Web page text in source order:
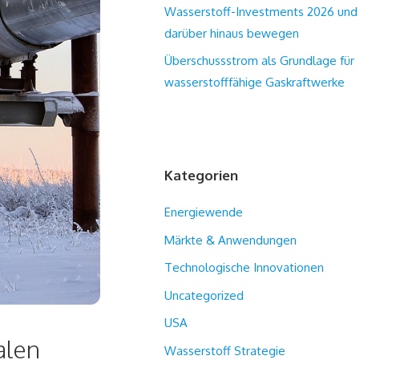
Wasserstoff-Investments 2026 und
darüber hinaus bewegen
Überschussstrom als Grundlage für
wasserstofffähige Gaskraftwerke
Kategorien
Energiewende
Märkte & Anwendungen
Technologische Innovationen
Uncategorized
USA
Wasserstoff Strategie